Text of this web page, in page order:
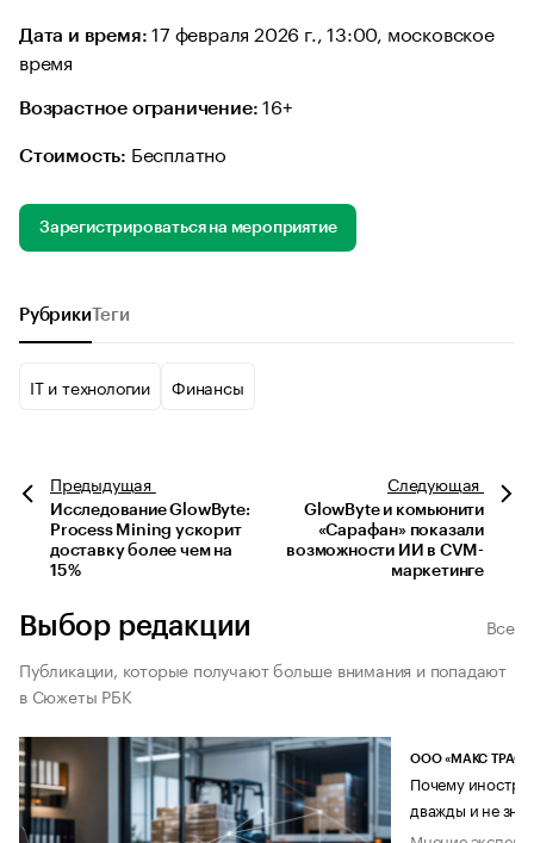
Дата и время: 17 февраля 2026 г., 13:00, московское
время
Возрастное ограничение: 16+
Стоимость: Бесплатно
Зарегистрироваться на мероприятие
Рубрики Теги
IT и технологии Финансы
Предыдущая
Исследование GlowByte:
Process Mining ускорит
доставку более чем на
15%
Следующая
GlowByte и комьюнити
«Сарафан» показали
возможности ИИ в CVM-
маркетинге
Выбор редакции
Все
Публикации, которые получают больше внимания и попадают
в Сюжеты РБК
ООО «МАКС ТРАСТ»
Почему
дважды и не